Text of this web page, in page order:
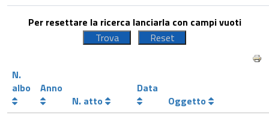
Per resettare la ricerca lanciarla con campi vuoti
N.
albo
Anno
N. atto
Data
Oggetto